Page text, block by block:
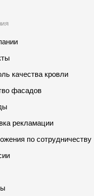
качества кровли
фасадов
рекламации
по сотрудничеству